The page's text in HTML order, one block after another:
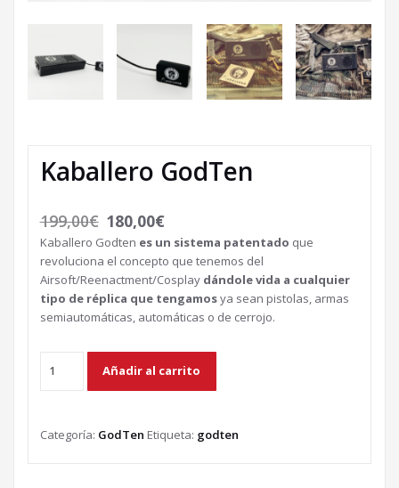
Kaballero GodTen
199,00€ 180,00€
Kaballero Godten es un sistema patentado que
revoluciona el concepto que tenemos del
Airsoft/Reenactment/Cosplay dándole vida a cualquier
tipo de réplica que tengamosya sean pistolas, armas
semiautomáticas, automáticas o de cerrojo.
GodTen
Añadir al carrito
Categoría: GodTen Etiqueta: godten